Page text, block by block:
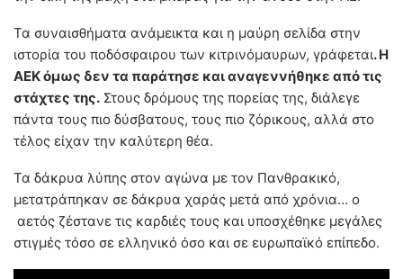
Τα συναισθήματα ανάμεικτα και η μαύρη σελίδα στην
ιστορία του ποδόσφαιρου των κιτρινόμαυρων, γράφεται. Η
ΑΕΚ όμως δεν τα παράτησε και αναγεννήθηκε από τις
στάχτες της. Στους δρόμους της πορείας της, διάλεγε
πάντα τους πιο δύσβατους, τους πιο ζόρικους, αλλά στο
τέλος είχαν την καλύτερη θέα.
Τα δάκρυα λύπης στον αγώνα με τον Πανθρακικό,
μετατράπηκαν σε δάκρυα χαράς μετά από χρόνια… ο
αετός ζέστανε τις καρδιές τους και υποσχέθηκε μεγάλες
στιγμές τόσο σε ελληνικό όσο και σε ευρωπαϊκό επίπεδο.